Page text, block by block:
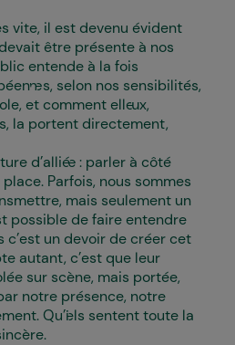
vite, il est devenu évident
être présente à nos
entende à la fois
selon nos sensibilités,
et comment elle·ux,
la portent directement,
d’allié·e : parler à côté
place. Parfois, nous sommes
mais seulement un
possible de faire entendre
c’est un devoir de créer cet
autant, c’est que leur
sur scène, mais portée,
notre présence, notre
Qu’i·els sentent toute la